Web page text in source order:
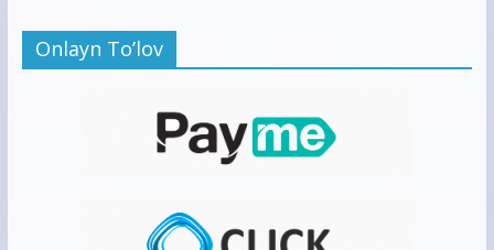
Onlayn To’lov